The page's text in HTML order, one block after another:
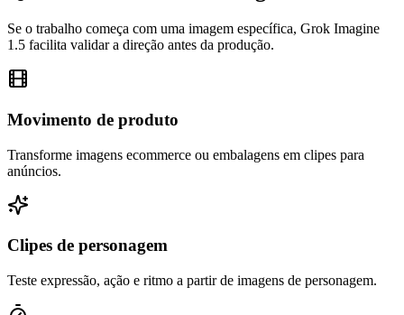
Se o trabalho começa com uma imagem específica, Grok Imagine
1.5 facilita validar a direção antes da produção.
Movimento de produto
Transforme imagens ecommerce ou embalagens em clipes para
anúncios.
Clipes de personagem
Teste expressão, ação e ritmo a partir de imagens de personagem.